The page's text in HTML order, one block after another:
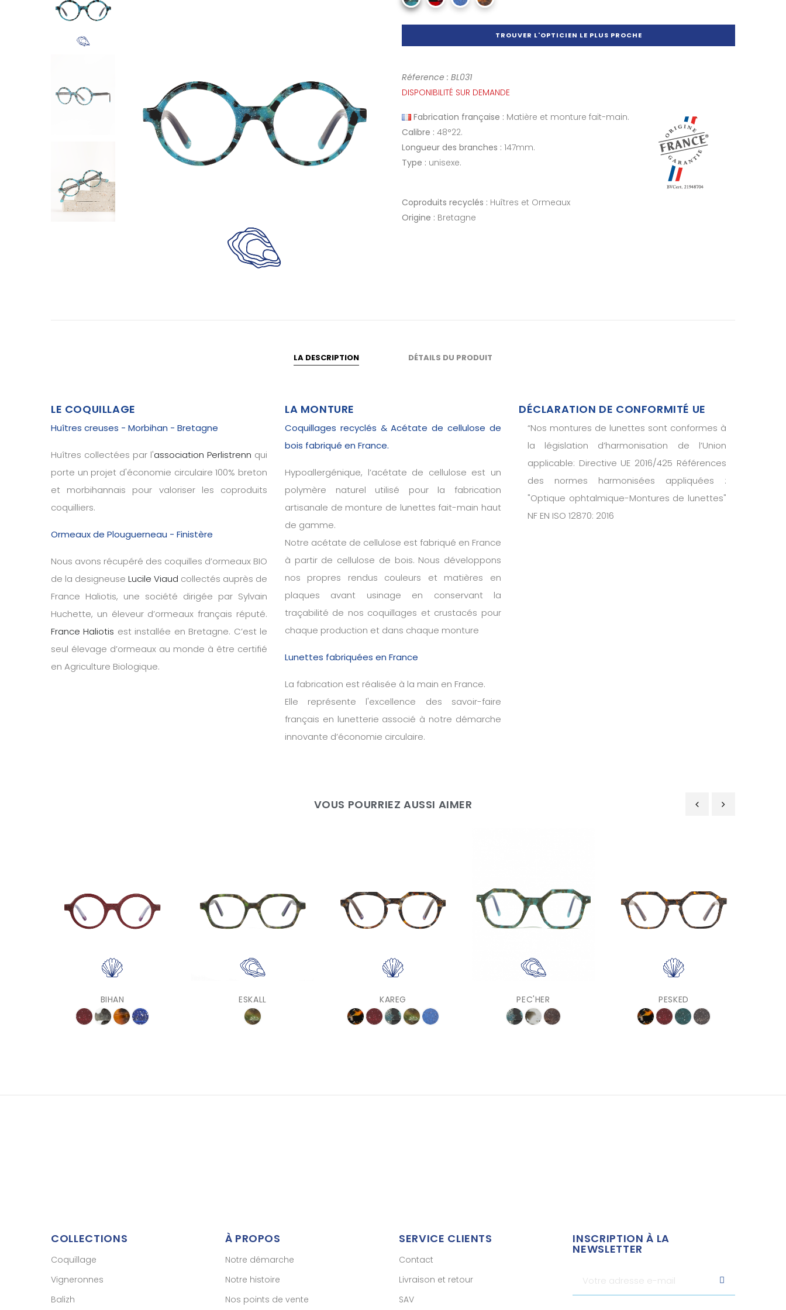
TROUVER L'OPTICIEN LE PLUS PROCHE
Réference : BL031
DISPONIBILITÉ SUR DEMANDE
Fabrication française : Matière et monture fait-main.
Calibre : 48°22.
Longueur des branches : 147mm.
Type : unisexe.
Coproduits recyclés : Huîtres et Ormeaux
Origine : Bretagne
LA DESCRIPTION DÉTAILS DU PRODUIT
LE COQUILLAGE
Huîtres creuses - Morbihan - Bretagne
Huîtres collectées par l'association Perlistrenn qui
porte un projet d'économie circulaire 100% breton
et morbihannais pour valoriser les coproduits
coquilliers.
Ormeaux de Plouguerneau - Finistère
Nous avons récupéré des coquilles d’ormeaux BIO
de la designeuse Lucile Viaud collectés auprès de
France Haliotis, une société dirigée par Sylvain
Huchette, un éleveur d’ormeaux français réputé.
France Haliotis est installée en Bretagne. C’est le
seul élevage d’ormeaux au monde à être certifié
en Agriculture Biologique.
LA MONTURE
Coquillages recyclés & Acétate de cellulose de
bois fabriqué en France.
Hypoallergénique, l’acétate de cellulose est un
polymère naturel utilisé pour la fabrication
artisanale de monture de lunettes fait-main haut
de gamme.
Notre acétate de cellulose est fabriqué en France
à partir de cellulose de bois. Nous développons
nos propres rendus couleurs et matières en
plaques avant usinage en conservant la
traçabilité de nos coquillages et crustacés pour
chaque production et dans chaque monture
Lunettes fabriquées en France
La fabrication est réalisée à la main en France.
Elle représente l'excellence des savoir-faire
français en lunetterie associé à notre démarche
innovante d’économie circulaire.
DÉCLARATION DE CONFORMITÉ UE
“Nos montures de lunettes sont conformes à
la législation d’harmonisation de l’Union
applicable: Directive UE 2016/425 Références
des normes harmonisées appliquées :
"Optique ophtalmique-Montures de lunettes"
NF EN ISO 12870: 2016
VOUS POURRIEZ AUSSI AIMER
BIHAN ESKALL KAREG PEC'HER PESKED
COLLECTIONS
Coquillage
Vigneronnes
Balizh
À PROPOS
Notre démarche
Notre histoire
Nos points de vente
SERVICE CLIENTS
Contact
Livraison et retour
SAV
INSCRIPTION À LA
NEWSLETTER